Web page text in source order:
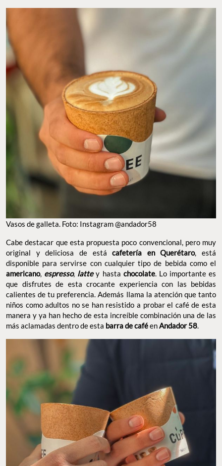
Vasos de galleta. Foto: Instagram @andador58
Cabe destacar que esta propuesta poco convencional, pero muy
original y deliciosa de estácafetería en Querétaro, está
disponible para servirse con cualquier tipo de bebida como el
americano, espresso, lattey hasta chocolate. Lo importante es
que disfrutes de esta crocante experiencia con las bebidas
calientes de tu preferencia. Además llama la atención que tanto
niños como adultos no se han resistido a probar el café de esta
manera y ya han hecho de esta increíble combinación una de las
más aclamadas dentro de esta barra de caféenAndador 58.